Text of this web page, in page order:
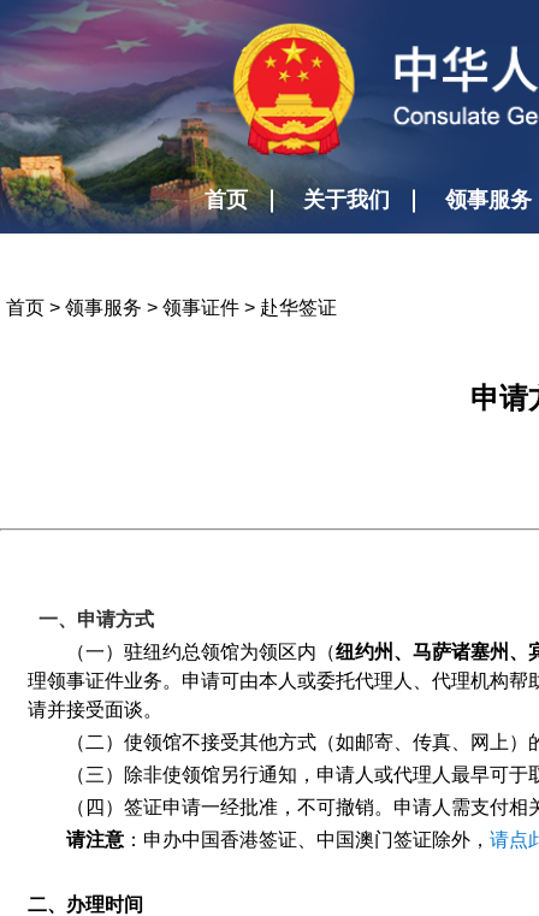
首页 关于我们 领事服务
首页 > 领事服务 > 领事证件 > 赴华签证
申请
一、申请方式
（一） 驻纽约总领馆为领区内（纽约州、马萨诸塞州、
理领事证件业务。 申请可由本人或委托代理人、代理机构
请并接受面谈。
（二）使领馆不接受其他方式（如邮寄、传真、网上）
（三）除非使领馆另行通知，申请人或代理人最早可
（四）签证申请一经批准，不可撤销。申请人需支付相
请注意 ： 申办中国香港签证、中国澳门签证除外， 请点
二、办理时间